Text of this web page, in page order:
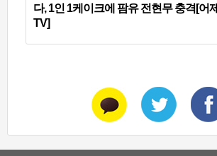
다, 1인 1케이크에 팜유 전현무 충격[어제
TV]